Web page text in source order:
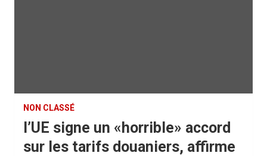
NON CLASSÉ
l’UE signe un «horrible» accord
sur les tarifs douaniers, affirme